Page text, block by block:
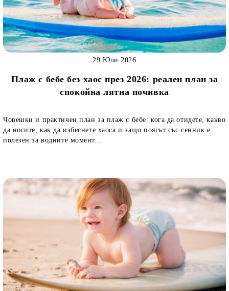
Плаж с бебе без хаос през 2026: реален план за
спокойна лятна почивка
29 Юли 2026
Човешки и практичен план за плаж с бебе: кога да отидете, какво
да носите, как да избегнете хаоса и защо поясът със сенник е
полезен за водните момент...